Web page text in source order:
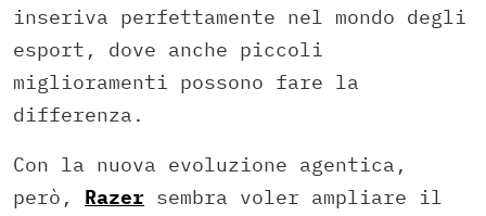
inseriva perfettamente nel mondo degli
esport, dove anche piccoli
miglioramenti possono fare la
differenza.
Con la nuova evoluzione agentica,
però, Razer sembra voler ampliare il